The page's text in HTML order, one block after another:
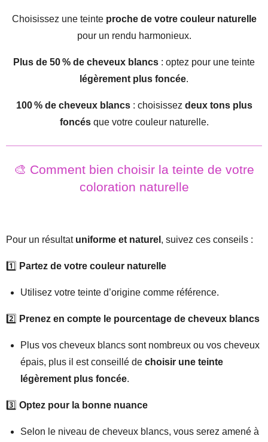
Choisissez une teinte proche de votre couleur naturelle
pour un rendu harmonieux.
Plus de 50 % de cheveux blancs : optez pour une teinte
légèrement plus foncée.
100 % de cheveux blancs: choisissez deux tons plus
foncésque votre couleur naturelle.
🎨 Comment bien choisir la teinte de votre
coloration naturelle
Pour un résultat uniforme et naturel , suivez ces conseils :
1️⃣ Partez de votre couleur naturelle
Utilisez votre teinte d’origine comme référence.
2️⃣ Prenez en compte le pourcentage de cheveux blancs
Plus vos cheveux blancs sont nombreux ou vos cheveux
épais, plus il est conseillé de choisir une teinte
légèrement plus foncée.
3️⃣ Optez pour la bonne nuance
Selon le niveau de cheveux blancs, vous serez amené à